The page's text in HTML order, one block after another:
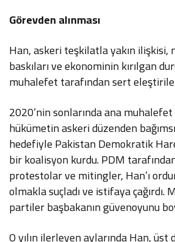
Görevden alınması
Han, askeri teşkilatla yakın
baskıları ve ekonominin kırılgan
muhalefet tarafından sert
2020’nin sonlarında ana
hükümetin askeri düzenden
hedefiyle Pakistan Demokratik
bir koalisyon kurdu. PDM
protestolar ve mitingler, Han’ı
olmakla suçladı ve istifaya çağırdı.
partiler başbakanın güvenoyunu
O yılın ilerleyen aylarında Han,